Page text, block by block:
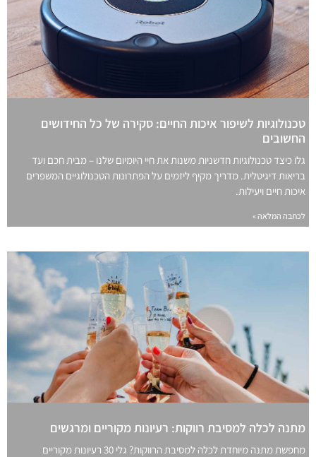
טכנולוגיות לשיפור איכות החיים: סקירה של כל החידושים
החשובים
גלו כיצד טכנולוגיות חדשניות משנות את חיי היומיום שלנו – מבית חכם ועד
בריאות דיגיטלית. מדריך מקיף ליזמים על הפתרונות הטכנולוגיים המשפרים
איכות חיים ויעילות.
לכתבה המלאה »
מתנה לכלה למסיבת רווקות: רעיונות מקוריים ומרגשים
מחפשת מתנה מיוחדת לכלה למסיבת הרווקות? גלי 30 רעיונות מקוריים